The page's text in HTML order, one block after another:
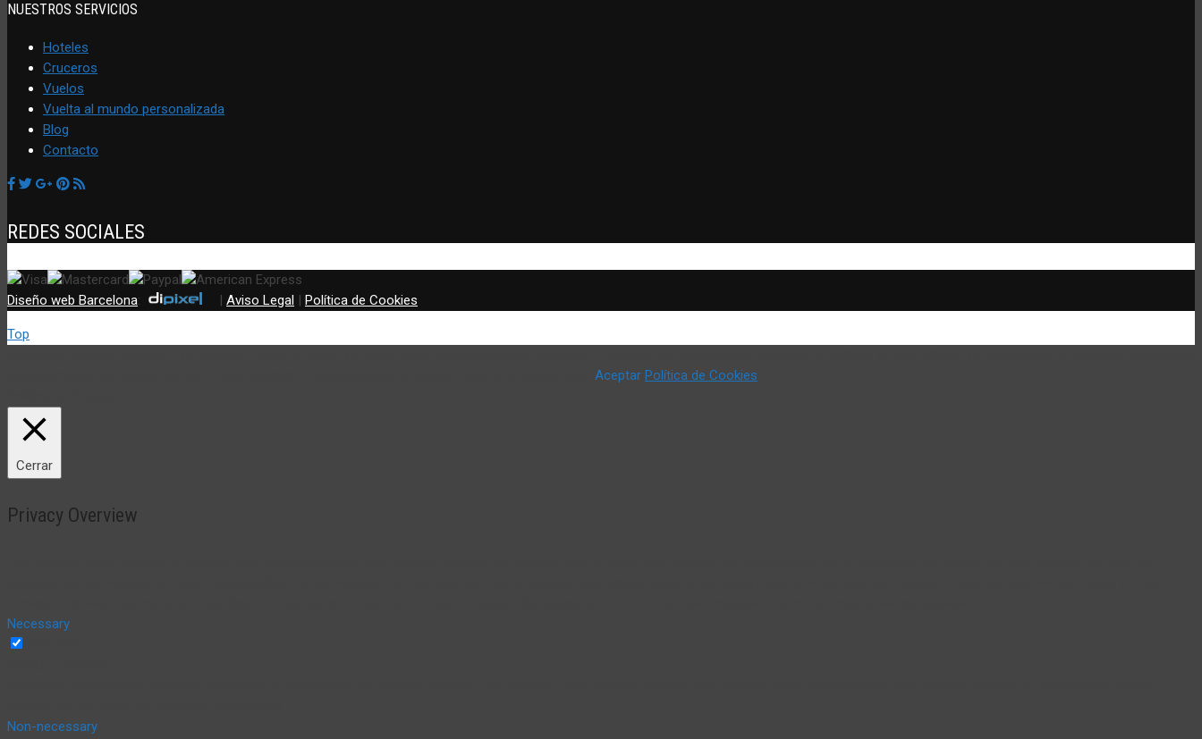
NUESTROS SERVICIOS
Hoteles
Cruceros
Vuelos
Vuelta al mundo personalizada
Blog
Contacto
REDES SOCIALES
Diseño web Barcelona: | Aviso Legal | Política de Cookies
Top
Aceptar Política de Cookies
Cerrar
Privacy Overview
Necessary
Non-necessary